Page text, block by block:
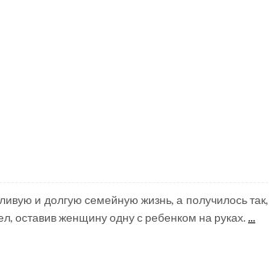
и долгую семейную жизнь, а получилось так,
оставив женщину одну с ребенком на руках....